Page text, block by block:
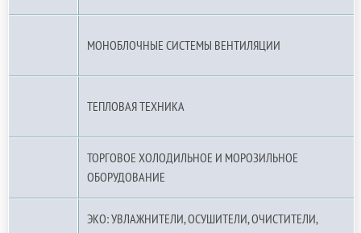
МОНОБЛОЧНЫЕ СИСТЕМЫ ВЕНТИЛЯЦИИ
ТЕПЛОВАЯ ТЕХНИКА
ТОРГОВОЕ ХОЛОДИЛЬНОЕ И МОРОЗИЛЬНОЕ
ОБОРУДОВАНИЕ
ЭКО: УВЛАЖНИТЕЛИ, ОСУШИТЕЛИ, ОЧИСТИТЕЛИ,